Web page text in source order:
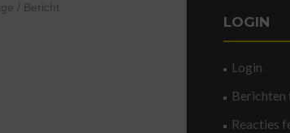
LOGIN
Login
Berichten
Reacties